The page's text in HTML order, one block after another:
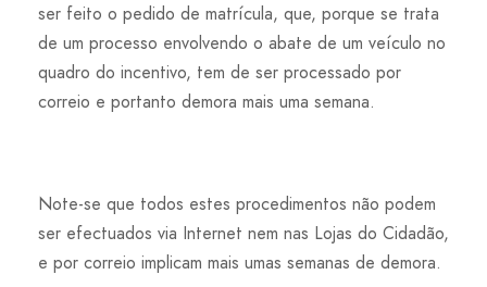
ser feito o pedido de matrícula, que, porque se trata
de um processo envolvendo o abate de um veículo no
quadro do incentivo, tem de ser processado por
correio e portanto demora mais uma semana.
Note-se que todos estes procedimentos não podem
ser efectuados via Internet nem nas Lojas do Cidadão,
e por correio implicam mais umas semanas de demora.